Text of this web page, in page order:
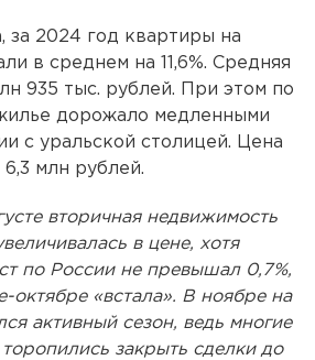
за 2024 год квартиры на
в среднем на 11,6%. Средняя
935 тыс. рублей. При этом по
дорожало медленными
с уральской столицей. Цена
6,3 млн рублей.
вторичная недвижимость
в цене, хотя
по России не превышал 0,7%,
октябре «встала». В ноябре на
активный сезон, ведь многие
закрыть сделки до